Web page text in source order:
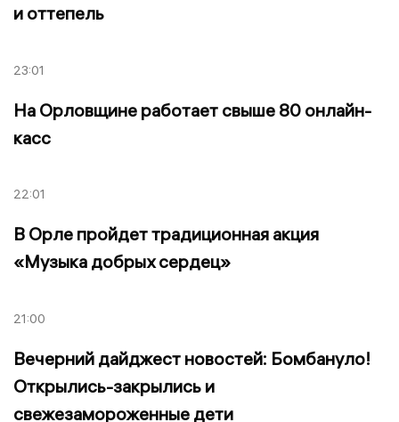
и оттепель
23:01
На Орловщине работает свыше 80 онлайн-
касс
22:01
В Орле пройдет традиционная акция
«Музыка добрых сердец»
21:00
Вечерний дайджест новостей: Бомбануло!
Открылись-закрылись и
свежезамороженные дети